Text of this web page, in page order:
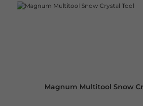
Magnum Multitool Snow